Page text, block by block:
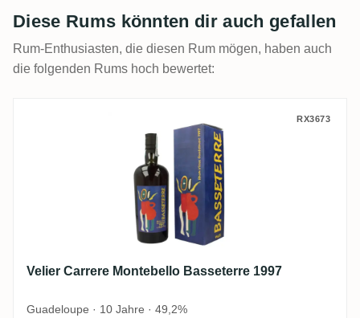
Diese Rums könnten dir auch gefallen
Rum-Enthusiasten, die diesen Rum mögen, haben auch
die folgenden Rums hoch bewertet:
Velier Carrere Montebello Basseterre 1997
RX3673
Velier Carrere Montebello Basseterre 1997
Guadeloupe · 10 Jahre · 49,2%